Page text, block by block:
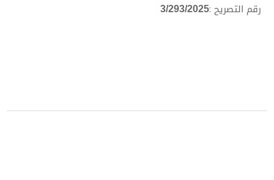
رقم التصريح :3/293/2025